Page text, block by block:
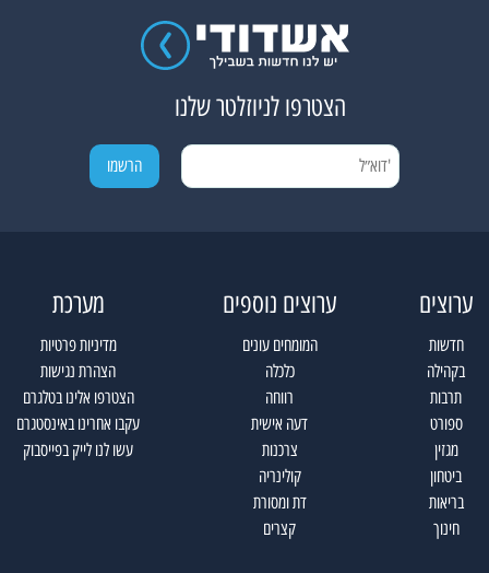
הצטרפו לניוזלטר שלנו
ערוצים
חדשות
בקהילה
תרבות
ספורט
מגזין
ביטחון
בריאות
חינוך
ערוצים נוספים
המומחים עונים
כלכלה
רווחה
דעה אישית
צרכנות
קולינריה
דת ומסורת
קצרים
מערכת
מדיניות פרטיות
הצהרת נגישות
הצטרפו אלינו בטלגרם
עקבו אחרינו באינסטגרם
עשו לנו לייק בפייסבוק